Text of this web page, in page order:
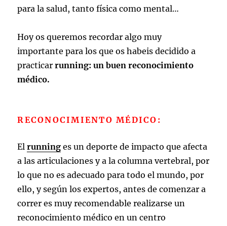
para la salud, tanto física como mental…
Hoy os queremos recordar algo muy
importante para los que os habeis decidido a
practicarrunning: un buen reconocimiento
médico.
RECONOCIMIENTO MÉDICO:
Elrunning es un deporte de impacto que afecta
a las articulaciones y a la columna vertebral, por
lo que no es adecuado para todo el mundo, por
ello, y según los expertos, antes de comenzar a
correr es muy recomendable realizarse un
reconocimiento médico en un centro